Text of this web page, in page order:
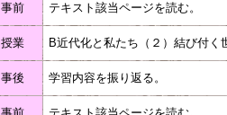
事前 テキスト該当ページを読む。
授業 B近代化と私たち（２）結び付
事後 学習内容を振り返る。